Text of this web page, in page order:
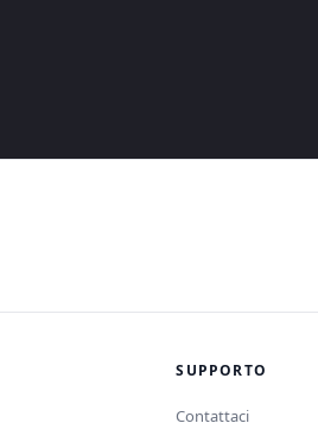
SUPPORTO
Contattaci